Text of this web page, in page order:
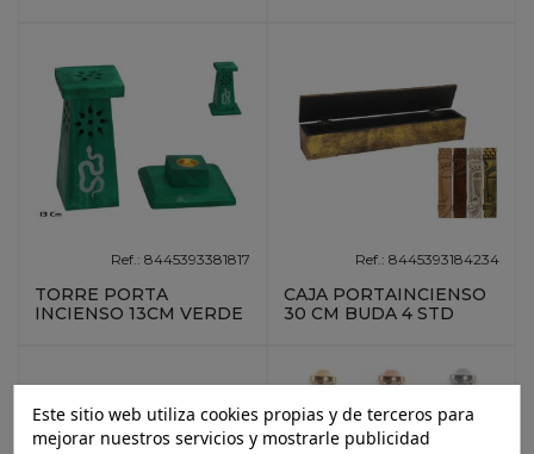
Ref.: 8445393381817
TORRE PORTA
INCIENSO 13CM VERDE
Ref.: 8445393184234
CAJA PORTAINCIENSO
30 CM BUDA 4 STD
Este sitio web utiliza cookies propias y de terceros para
mejorar nuestros servicios y mostrarle publicidad